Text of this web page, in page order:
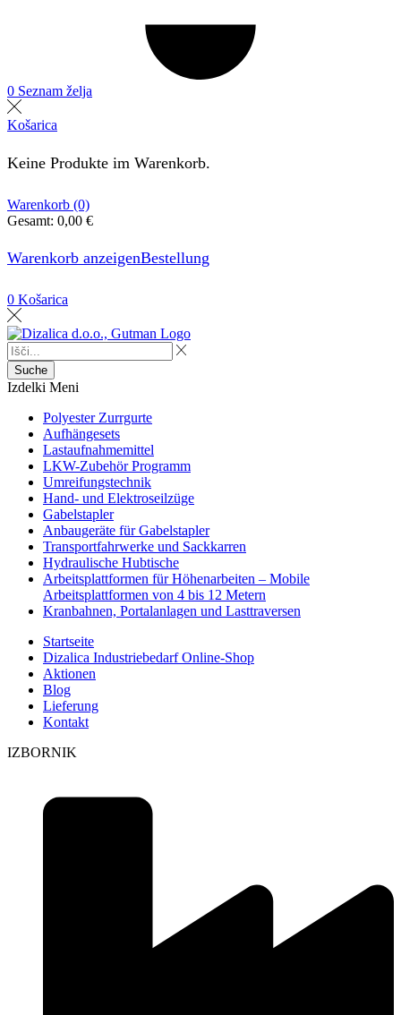
0 Seznam želja
Košarica
Keine Produkte im Warenkorb.
Warenkorb (0)
Gesamt: 0,00 €
Warenkorb anzeigenBestellung
0 Košarica
Suche
Izdelki Meni
Polyester Zurrgurte
Aufhängesets
Lastaufnahmemittel
LKW-Zubehör Programm
Umreifungstechnik
Hand- und Elektroseilzüge
Gabelstapler
Anbaugeräte für Gabelstapler
Transportfahrwerke und Sackkarren
Hydraulische Hubtische
Arbeitsplattformen für Höhenarbeiten – Mobile
Arbeitsplattformen von 4 bis 12 Metern
Kranbahnen, Portalanlagen und Lasttraversen
Startseite
Dizalica Industriebedarf Online-Shop
Aktionen
Blog
Lieferung
Kontakt
IZBORNIK